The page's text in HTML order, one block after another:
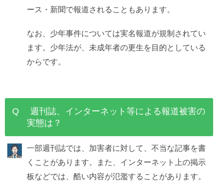
ース・新聞で報道されることもあります。
なお、少年事件については実名報道が規制されてい
ます。少年法が、未成年者の更生を目的としている
からです。
Q 週刊誌、インターネット等による報道被害の
実態は？
一部週刊誌では、加害者に対して、不当な記事を書
くことがあります。また、インターネット上の掲示
板などでは、酷い内容が氾濫することがあります。